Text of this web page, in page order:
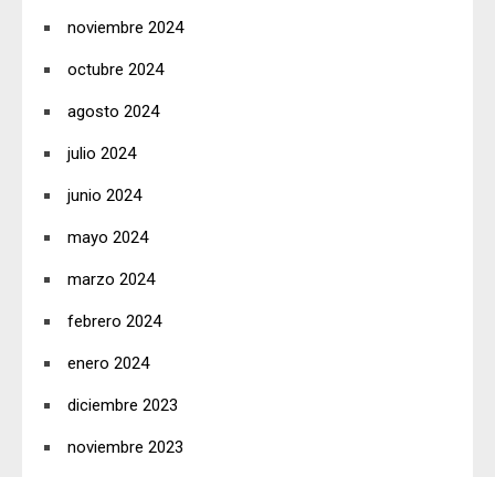
noviembre 2024
octubre 2024
agosto 2024
julio 2024
junio 2024
mayo 2024
marzo 2024
febrero 2024
enero 2024
diciembre 2023
noviembre 2023